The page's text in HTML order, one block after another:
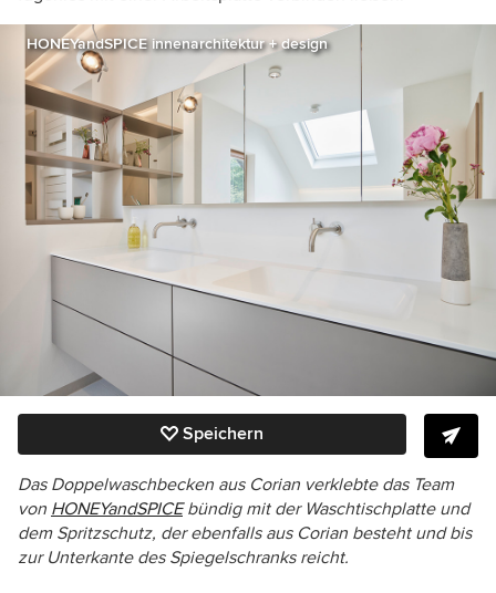
HONEYandSPICE innenarchitektur + design
Speichern
Das Doppelwaschbecken aus Corian verklebte das Team
von HONEYandSPICE bündig mit der Waschtischplatte und
dem Spritzschutz, der ebenfalls aus Corian besteht und bis
zur Unterkante des Spiegelschranks reicht.